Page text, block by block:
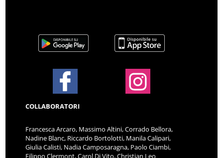
COLLABORATORI
Francesca Arcaro, Massimo Altini, Corrado Bellora,
Nadine Blanc, Riccardo Bortolotti, Manila Calipari,
Giulia Calisti, Nadia Camposaragna, Paolo Ciambi,
Filippo Clermont, Carol Di Vito, Christian Leo